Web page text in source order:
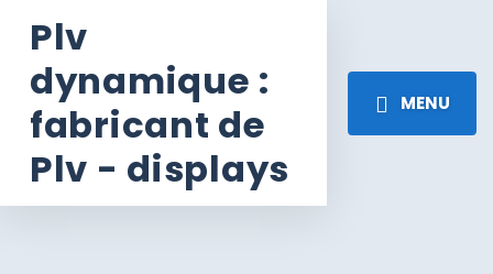
Plv
dynamique :
fabricant de
Plv - displays
MENU